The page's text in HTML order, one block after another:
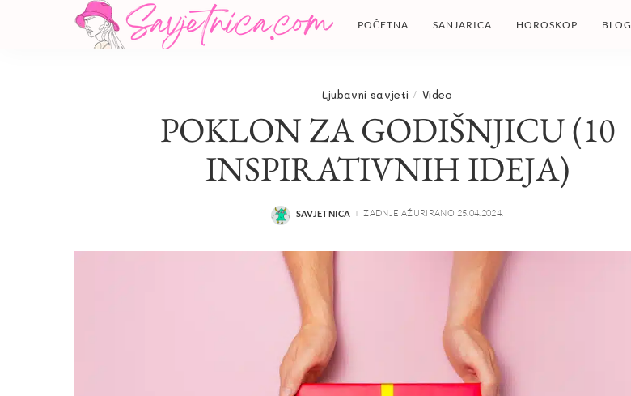
POČETNA SANJARICA HOROSKOP BLOG
Ljubavni savjeti Video
POKLON ZA GODIŠNJICU (10
INSPIRATIVNIH IDEJA)
POSTED
SAVJETNICA ZADNJE AŽURIRANO 25.04.2024.